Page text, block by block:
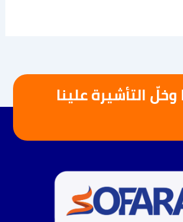
وخلّ التأشيرة علينا